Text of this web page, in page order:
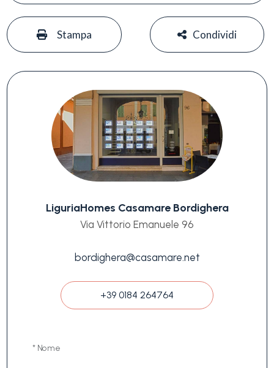
Stampa Condividi
LiguriaHomes Casamare Bordighera
Via Vittorio Emanuele 96
bordighera@casamare.net
+39 0184 264764
* Nome
Piscina